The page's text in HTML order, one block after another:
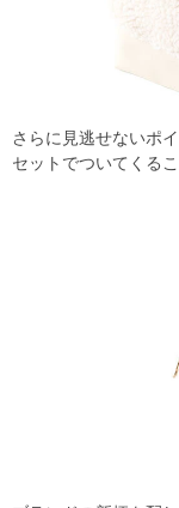
さらに見逃せないポ
セットでついてくるこ